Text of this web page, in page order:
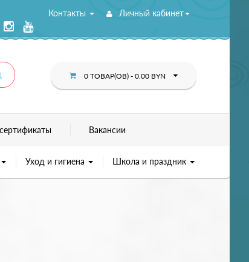
Контакты Личный кабинет
0 ТОВАР(ОВ) - 0.00 BYN
Вакансии
Уход и гигиена Школа и праздник